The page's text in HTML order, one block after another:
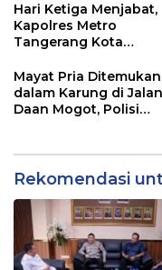
Hari Ketiga Menjabat,
Kapolres Metro
Tangerang Kota
Forkopimda
Mayat Pria Ditemukan
dalam Karung di Jalan
Daan Mogot, Polisi
Rekomendasi